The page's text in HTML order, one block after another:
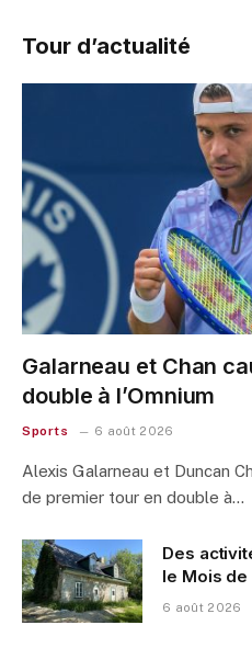
Tour d’actualité
Galarneau et Chan
double à l’Omnium
Sports 6 août 2026
Alexis Galarneau et Duncan
de premier tour en double à…
Des
le Mois de
6 août 2026